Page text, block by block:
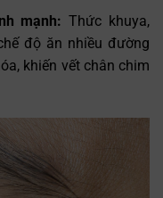
mạnh: Thức khuya,
độ ăn nhiều đường
khiến vết chân chim